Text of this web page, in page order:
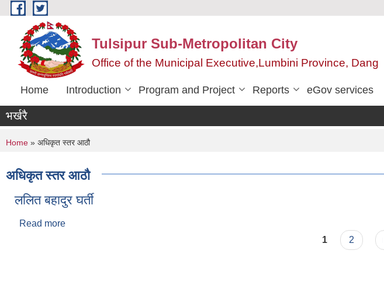
Skip to main content
Tulsipur Sub-Metropolitan City
Office of the Municipal Executive,Lumbini Province, Dang
Home Introduction Program and Project Reports eGov services
भर्खरै
You are here
Home » अधिकृत स्तर आठौ
अधिकृत स्तर आठौ
ललित बहादुर घर्ती
Read more
1 2